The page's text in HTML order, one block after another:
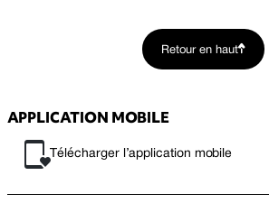
Retour en haut
APPLICATION MOBILE
Télécharger l’application mobile